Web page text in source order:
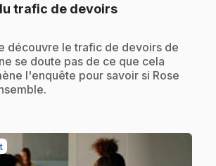
trafic de devoirs.
découvre le trafic de devoirs de
se doute pas de ce que cela
l'enquête pour savoir si Rose